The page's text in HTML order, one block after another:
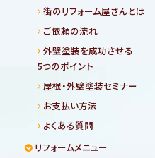
街のリフォーム屋さんとは
ご依頼の流れ
外壁塗装を成功させる
5つのポイント
屋根・外壁塗装セミナー
お支払い方法
よくある質問
リフォームメニュー